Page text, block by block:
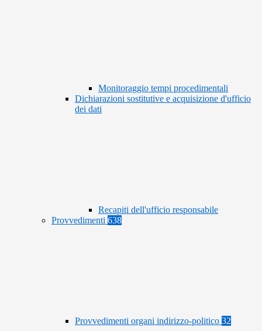
Monitoraggio tempi procedimentali
Dichiarazioni sostitutive e acquisizione d'ufficio
dei dati
Recapiti dell'ufficio responsabile
Provvedimenti 638
Provvedimenti organi indirizzo-politico 32